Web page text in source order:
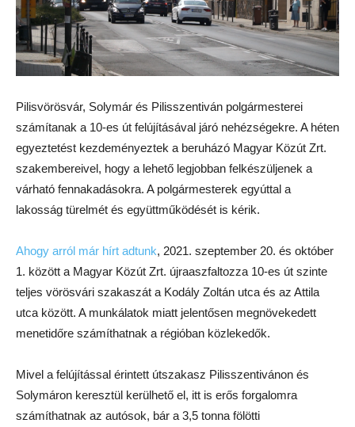
Pilisvörösvár, Solymár és Pilisszentiván polgármesterei
számítanak a 10-es út felújításával járó nehézségekre. A héten
egyeztetést kezdeményeztek a beruházó Magyar Közút Zrt.
szakembereivel, hogy a lehető legjobban felkészüljenek a
várható fennakadásokra. A polgármesterek egyúttal a
lakosság türelmét és együttműködését is kérik.
Ahogy arról már hírt adtunk, 2021. szeptember 20. és október
1. között a Magyar Közút Zrt. újraaszfaltozza 10-es út szinte
teljes vörösvári szakaszát a Kodály Zoltán utca és az Attila
utca között. A munkálatok miatt jelentősen megnövekedett
menetidőre számíthatnak a régióban közlekedők.
Mivel a felújítással érintett útszakasz Pilisszentivánon és
Solymáron keresztül kerülhető el, itt is erős forgalomra
számíthatnak az autósok, bár a 3,5 tonna fölötti